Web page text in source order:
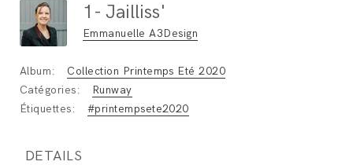
1- Jailliss'
Emmanuelle A3Design
Album:
Collection Printemps Eté 2020
Catégories:
Runway
Étiquettes:
#printempsete2020
DETAILS